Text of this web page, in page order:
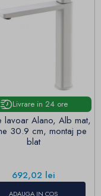
Livrare in 24 ore
lavoar Alano, Alb mat,
30.9 cm, montaj pe
blat
Pret
692,02 lei
ADAUGA IN COS